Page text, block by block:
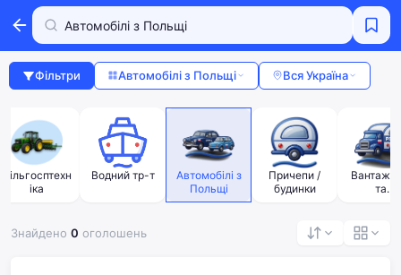
Фільтри Автомобілі з Польщі Вся Україна
Сільгосптехн
іка
Водний тр-т
Автомобілі з
Польщі
Причепи /
будинки
та
Знайдено 0 оголошень